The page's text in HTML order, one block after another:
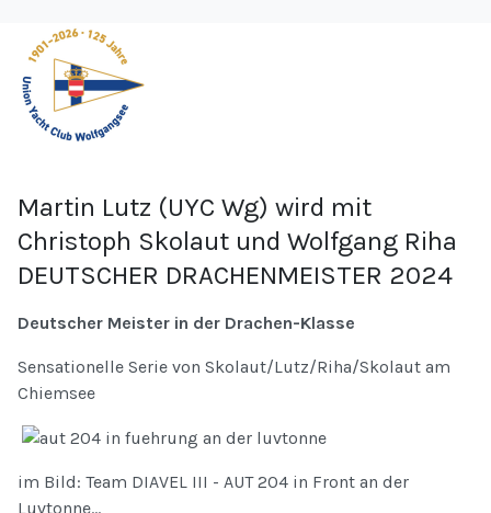
Martin Lutz (UYC Wg) wird mit
Christoph Skolaut und Wolfgang Riha
DEUTSCHER DRACHENMEISTER 2024
Deutscher Meister in der Drachen-Klasse
Sensationelle Serie von Skolaut/Lutz/Riha/Skolaut am
Chiemsee
im Bild: Team DIAVEL III - AUT 204 in Front an der
Luvtonne...